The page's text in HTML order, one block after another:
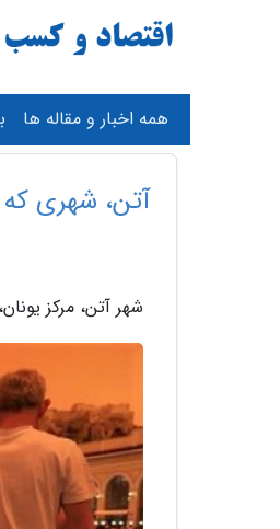
آتن، شهری
شهر آتن، مرکز
همه اخبار و مقاله ها